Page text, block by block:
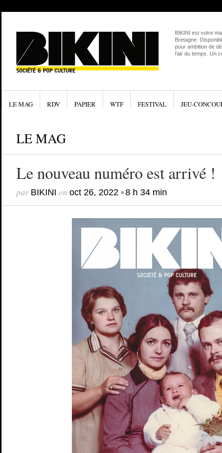
BIKINI est votre
Bretagne.
pour ambition de
l’air du temps. Un
LE MAG RDV PAPIER WTF FESTIVAL JEU-
LE MAG
Le nouveau numéro est arrivé !
par BIKINI on oct 26, 2022•8 h 34 min